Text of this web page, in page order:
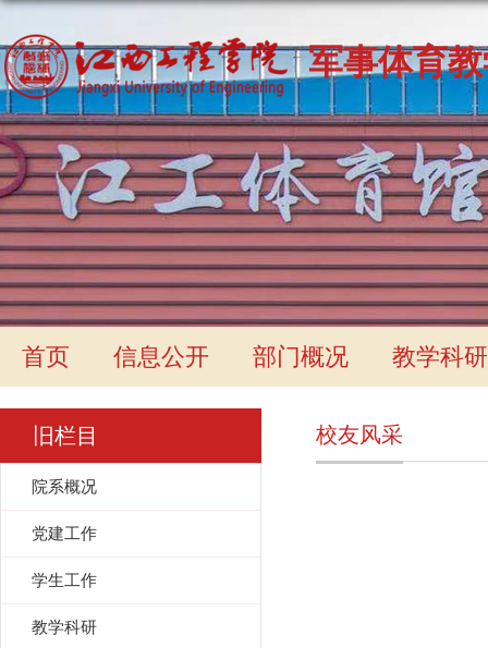
军事体育
首页 信息公开 部门概况 教学科研
旧栏目
院系概况
党建工作
学生工作
教学科研
校友风采